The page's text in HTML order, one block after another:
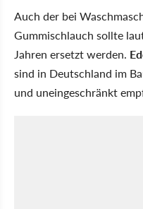
Auch der bei
Gummischlauch sollte
Jahren ersetzt werden.
sind in Deutschland im
und uneingeschränkt